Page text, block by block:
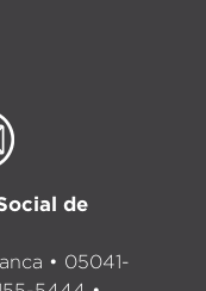
de
• 05041-